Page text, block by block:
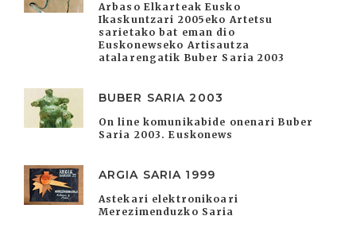
Arbaso Elkarteak Eusko
Ikaskuntzari 2005eko Artetsu
sarietako bat eman dio
Euskonewseko Artisautza
atalarengatik Buber Saria 2003
BUBER SARIA 2003
On line komunikabide onenari Buber
Saria 2003. Euskonews
ARGIA SARIA 1999
Astekari elektronikoari
Merezimenduzko Saria